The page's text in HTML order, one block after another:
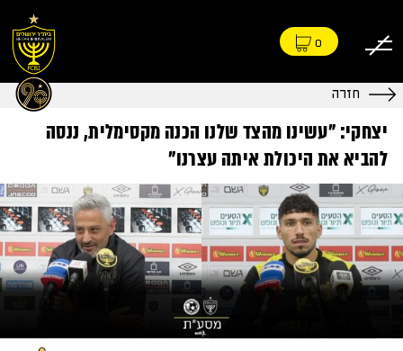
0
חזרה
יצחקי: "עשינו מהצד שלנו הכנה מקסימלית, ננסה
להביא את היכולת איתה עצרנו"